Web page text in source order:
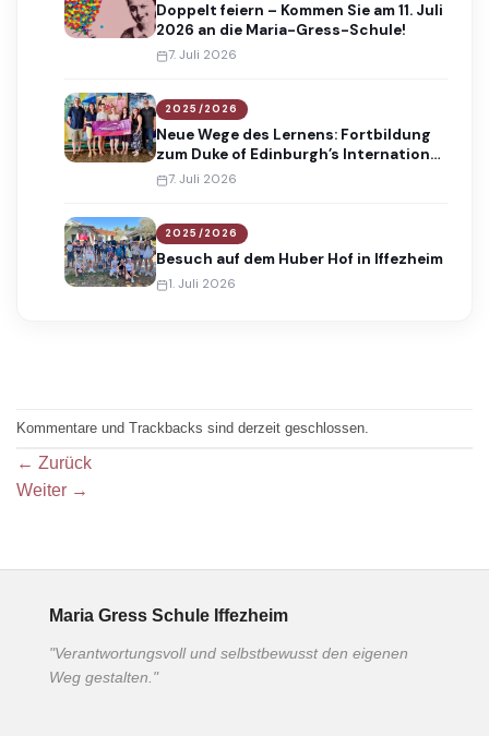
Doppelt feiern – Kommen Sie am 11. Juli
2026 an die Maria-Gress-Schule!
7. Juli 2026
2025/2026
Neue Wege des Lernens: Fortbildung
zum Duke of Edinburgh’s International
Award
7. Juli 2026
2025/2026
Besuch auf dem Huber Hof in Iffezheim
1. Juli 2026
Kommentare und Trackbacks sind derzeit geschlossen.
← Zurück
Weiter →
Maria Gress Schule Iffezheim
"Verantwortungsvoll und selbstbewusst den eigenen
Weg gestalten."